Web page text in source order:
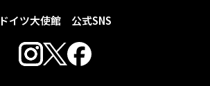
ドイツ大使館 公式SNS